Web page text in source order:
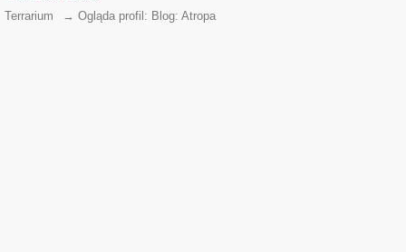
Terrarium → Ogląda profil: Blog: Atropa